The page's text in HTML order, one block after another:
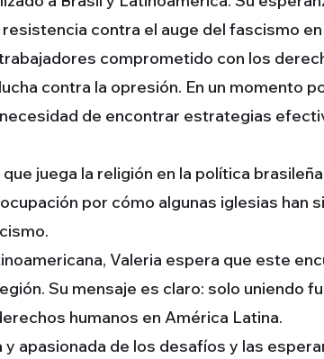
contra el auge del fascismo en
comprometido con los
contra la opresión. En un momento
de encontrar estrategias
juega la religión en la política
por cómo algunas iglesias han
Valeria espera que este
Su mensaje es claro: solo uniendo
humanos en América Latina.
apasionada de los desafíos y las